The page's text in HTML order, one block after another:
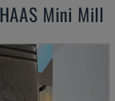
HAAS Mini Mill